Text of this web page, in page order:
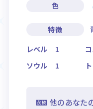
色
特徴
レベル
1
ソウル
1
他のあなた